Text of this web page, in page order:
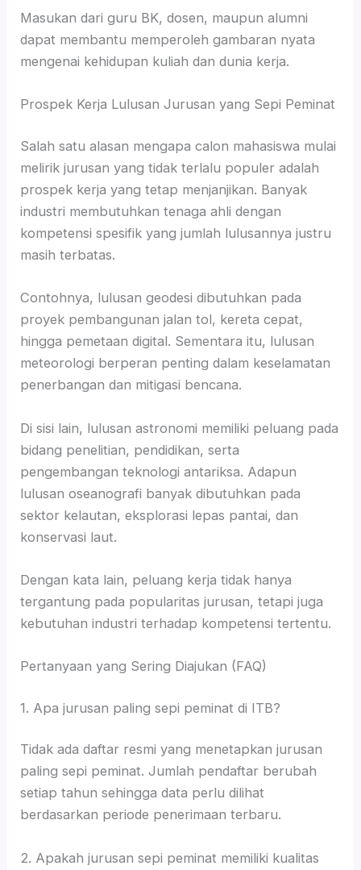
Masukan dari guru BK, dosen, maupun alumni
dapat membantu memperoleh gambaran nyata
mengenai kehidupan kuliah dan dunia kerja.
Prospek Kerja Lulusan Jurusan yang Sepi Peminat
Salah satu alasan mengapa calon mahasiswa mulai
melirik jurusan yang tidak terlalu populer adalah
prospek kerja yang tetap menjanjikan. Banyak
industri membutuhkan tenaga ahli dengan
kompetensi spesifik yang jumlah lulusannya justru
masih terbatas.
Contohnya, lulusan geodesi dibutuhkan pada
proyek pembangunan jalan tol, kereta cepat,
hingga pemetaan digital. Sementara itu, lulusan
meteorologi berperan penting dalam keselamatan
penerbangan dan mitigasi bencana.
Di sisi lain, lulusan astronomi memiliki peluang pada
bidang penelitian, pendidikan, serta
pengembangan teknologi antariksa. Adapun
lulusan oseanografi banyak dibutuhkan pada
sektor kelautan, eksplorasi lepas pantai, dan
konservasi laut.
Dengan kata lain, peluang kerja tidak hanya
tergantung pada popularitas jurusan, tetapi juga
kebutuhan industri terhadap kompetensi tertentu.
Pertanyaan yang Sering Diajukan (FAQ)
1. Apa jurusan paling sepi peminat di ITB?
Tidak ada daftar resmi yang menetapkan jurusan
paling sepi peminat. Jumlah pendaftar berubah
setiap tahun sehingga data perlu dilihat
berdasarkan periode penerimaan terbaru.
2. Apakah jurusan sepi peminat memiliki kualitas